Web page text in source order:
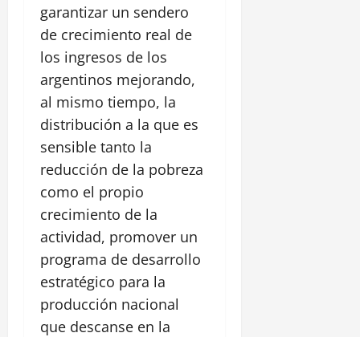
garantizar un sendero
de crecimiento real de
los ingresos de los
argentinos mejorando,
al mismo tiempo, la
distribución a la que es
sensible tanto la
reducción de la pobreza
como el propio
crecimiento de la
actividad, promover un
programa de desarrollo
estratégico para la
producción nacional
que descanse en la